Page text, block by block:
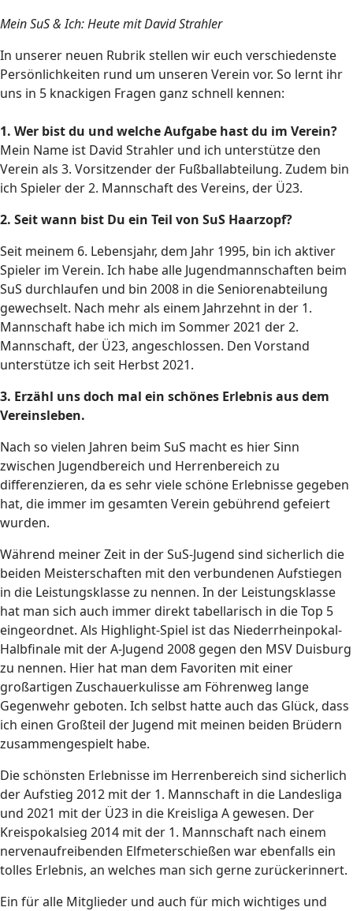
Mein SuS & Ich: Heute mit David Strahler
In unserer neuen Rubrik stellen wir euch verschiedenste
Persönlichkeiten rund um unseren Verein vor. So lernt ihr
uns in 5 knackigen Fragen ganz schnell kennen:
1. Wer bist du und welche Aufgabe hast du im Verein?
Mein Name ist David Strahler und ich unterstütze den
Verein als 3. Vorsitzender der Fußballabteilung. Zudem bin
ich Spieler der 2. Mannschaft des Vereins, der Ü23.
2. Seit wann bist Du ein Teil von SuS Haarzopf?
Seit meinem 6. Lebensjahr, dem Jahr 1995, bin ich aktiver
Spieler im Verein. Ich habe alle Jugendmannschaften beim
SuS durchlaufen und bin 2008 in die Seniorenabteilung
gewechselt. Nach mehr als einem Jahrzehnt in der 1.
Mannschaft habe ich mich im Sommer 2021 der 2.
Mannschaft, der Ü23, angeschlossen. Den Vorstand
unterstütze ich seit Herbst 2021.
3. Erzähl uns doch mal ein schönes Erlebnis aus dem
Vereinsleben.
Nach so vielen Jahren beim SuS macht es hier Sinn
zwischen Jugendbereich und Herrenbereich zu
differenzieren, da es sehr viele schöne Erlebnisse gegeben
hat, die immer im gesamten Verein gebührend gefeiert
wurden.
Während meiner Zeit in der SuS-Jugend sind sicherlich die
beiden Meisterschaften mit den verbundenen Aufstiegen
in die Leistungsklasse zu nennen. In der Leistungsklasse
hat man sich auch immer direkt tabellarisch in die Top 5
eingeordnet. Als Highlight-Spiel ist das Niederrheinpokal-
Halbfinale mit der A-Jugend 2008 gegen den MSV Duisburg
zu nennen. Hier hat man dem Favoriten mit einer
großartigen Zuschauerkulisse am Föhrenweg lange
Gegenwehr geboten. Ich selbst hatte auch das Glück, dass
ich einen Großteil der Jugend mit meinen beiden Brüdern
zusammengespielt habe.
Die schönsten Erlebnisse im Herrenbereich sind sicherlich
der Aufstieg 2012 mit der 1. Mannschaft in die Landesliga
und 2021 mit der Ü23 in die Kreisliga A gewesen. Der
Kreispokalsieg 2014 mit der 1. Mannschaft nach einem
nervenaufreibenden Elfmeterschießen war ebenfalls ein
tolles Erlebnis, an welches man sich gerne zurückerinnert.
Ein für alle Mitglieder und auch für mich wichtiges und